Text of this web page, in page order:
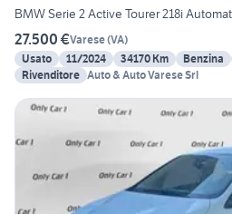
BMW Serie 2 Active Tourer 218i
27.500 €Varese(VA)
Usato
11/2024 34170 Km Benzina
Rivenditore Auto & Auto Varese Srl